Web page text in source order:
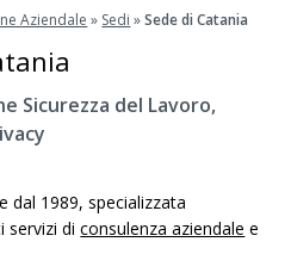
Aziendale » Sedi »Sede di Catania
Sicurezza del Lavoro,
dal 1989, specializzata
servizi diconsulenza aziendale e